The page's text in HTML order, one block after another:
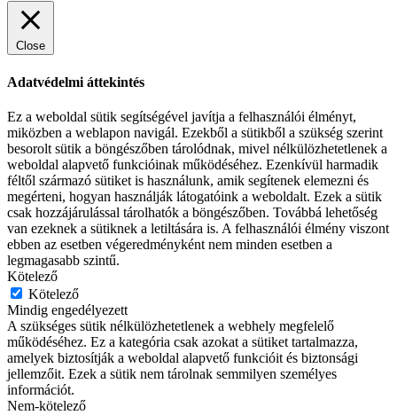
Close
Adatvédelmi áttekintés
Ez a weboldal sütik segítségével javítja a felhasználói élményt,
miközben a weblapon navigál. Ezekből a sütikből a szükség szerint
besorolt ​​sütik a böngészőben tárolódnak, mivel nélkülözhetetlenek a
weboldal alapvető funkcióinak működéséhez. Ezenkívül harmadik
féltől származó sütiket is használunk, amik segítenek elemezni és
megérteni, hogyan használják látogatóink a weboldalt. Ezek a sütik
csak hozzájárulással tárolhatók a böngészőben. Továbbá lehetőség
van ezeknek a sütiknek a letiltására is. A felhasználói élmény viszont
ebben az esetben végeredményként nem minden esetben a
legmagasabb szintű.
Kötelező
Kötelező
Mindig engedélyezett
A szükséges sütik nélkülözhetetlenek a webhely megfelelő
működéséhez. Ez a kategória csak azokat a sütiket tartalmazza,
amelyek biztosítják a weboldal alapvető funkcióit és biztonsági
jellemzőit. Ezek a sütik nem tárolnak semmilyen személyes
információt.
Nem-kötelező